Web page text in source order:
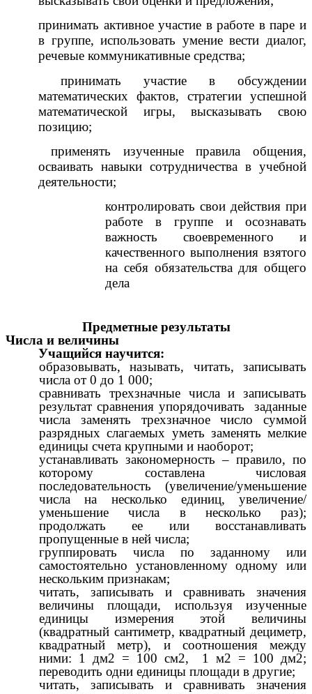
принимать активное участие в работе в паре и
в группе, использовать умение вести диалог,
речевые коммуникативные средства;
принимать участие в обсуждении
математических фактов, стратегии успешной
математической игры, высказывать свою
позицию;
применять изученные правила общения,
осваивать навыки сотрудничества в учебной
деятельности;
контролировать свои действия при
работе в группе и осознавать
важность своевременного и
качественного выполнения взятого
на себя обязательства для общего
дела
Предметные результаты
Числа и величины
Учащийся научится:
образовывать, называть, читать, записывать
числа от 0 до 1 000;
сравнивать трехзначные числа и записывать
результат сравнения упорядочивать заданные
числа заменять трехзначное число суммой
разрядных слагаемых уметь заменять мелкие
единицы счета крупными и наоборот;
устанавливать закономерность – правило, по
которому составлена числовая
последовательность (увеличение/уменьшение
числа на несколько единиц, увеличение/
уменьшение числа в несколько раз);
продолжать ее или восстанавливать
пропущенные в ней числа;
группировать числа по заданному или
самостоятельно установленному одному или
нескольким признакам;
читать, записывать и сравнивать значения
величины площади, используя изученные
единицы измерения этой величины
(квадратный сантиметр, квадратный дециметр,
квадратный метр), и соотношения между
ними: 1 дм2 = 100 см2, 1 м2 = 100 дм2;
переводить одни единицы площади в другие;
читать, записывать и сравнивать значения